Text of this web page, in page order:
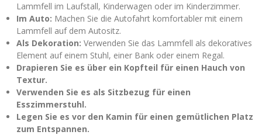
Lammfell im Laufstall, Kinderwagen oder im Kinderzimmer.
Im Auto: Machen Sie die Autofahrt komfortabler mit einem
Lammfell auf dem Autositz.
Als Dekoration: Verwenden Sie das Lammfell als dekoratives
Element auf einem Stuhl, einer Bank oder einem Regal.
Drapieren Sie es über ein Kopfteil für einen Hauch von
Textur.
Verwenden Sie es als Sitzbezug für einen
Esszimmerstuhl.
Legen Sie es vor den Kamin für einen gemütlichen Platz
zum Entspannen.